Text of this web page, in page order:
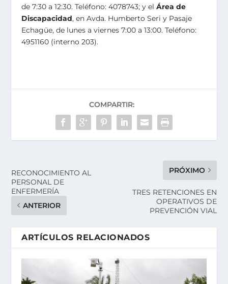
de 7:30 a 12:30. Teléfono: 4078743; y elÁrea de
Discapacidad, en Avda. Humberto Seri y Pasaje
Echagüe, de lunes a viernes 7:00 a 13:00. Teléfono:
4951160 (interno 203).
COMPARTIR:
RECONOCIMIENTO AL
PERSONAL DE
ENFERMERÍA
ANTERIOR
PRÓXIMO
TRES RETENCIONES EN
OPERATIVOS DE
PREVENCIÓN VIAL
ARTÍCULOS RELACIONADOS